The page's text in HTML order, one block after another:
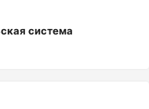
система